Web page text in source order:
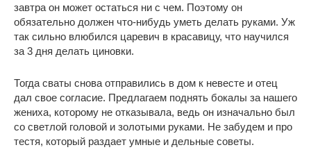
завтра он может остаться ни с чем. Поэтому он
обязательно должен что-нибудь уметь делать руками. Уж
так сильно влюбился царевич в красавицу, что научился
за 3 дня делать циновки.
Тогда сваты снова отправились в дом к невесте и отец
дал свое согласие. Предлагаем поднять бокалы за нашего
жениха, которому не отказывала, ведь он изначально был
со светлой головой и золотыми руками. Не забудем и про
тестя, который раздает умные и дельные советы.